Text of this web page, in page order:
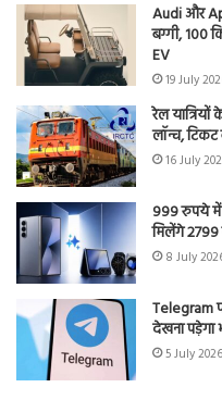
Audi और
बग्गी, 100
EV
19 July
रेल
लॉन्च,
16 July
999 रुपये में
मिलेंगे
8 July
Telegram
देखना पड़ेगा
5 July